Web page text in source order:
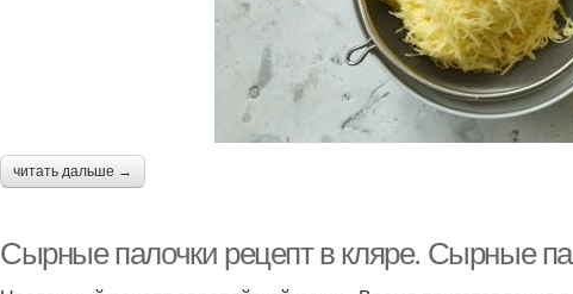
читать дальше →
Сырные палочки рецепт в кляре. Сырные